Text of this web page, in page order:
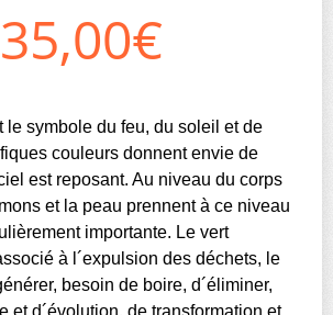
35,00€
le symbole du feu, du soleil et de
couleurs donnent envie de
est reposant. Au niveau du corps
et la peau prennent à ce niveau
importante. Le vert
à l´expulsion des déchets, le
besoin de boire, d´éliminer,
et d´évolution, de transformation et